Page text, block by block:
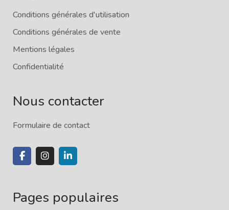
Conditions générales d'utilisation
Conditions générales de vente
Mentions légales
Confidentialité
Nous contacter
Formulaire de contact
Pages populaires